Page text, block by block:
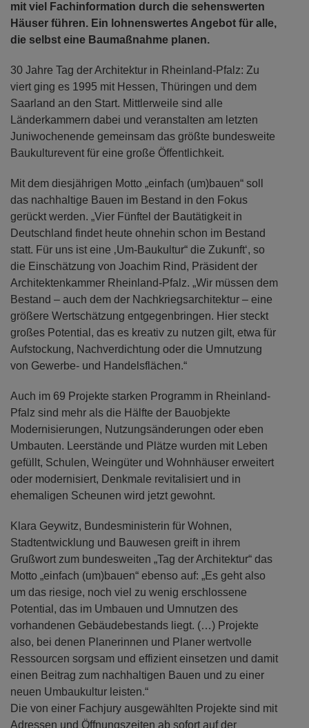
mit viel Fachinformation durch die sehenswerten
Häuser führen. Ein lohnenswertes Angebot für alle,
die selbst eine Baumaßnahme planen.
30 Jahre Tag der Architektur in Rheinland-Pfalz: Zu
viert ging es 1995 mit Hessen, Thüringen und dem
Saarland an den Start. Mittlerweile sind alle
Länderkammern dabei und veranstalten am letzten
Juniwochenende gemeinsam das größte bundesweite
Baukulturevent für eine große Öffentlichkeit.
Mit dem diesjährigen Motto „einfach (um)bauen“ soll
das nachhaltige Bauen im Bestand in den Fokus
gerückt werden. „Vier Fünftel der Bautätigkeit in
Deutschland findet heute ohnehin schon im Bestand
statt. Für uns ist eine ‚Um-Baukultur“ die Zukunft‘, so
die Einschätzung von Joachim Rind, Präsident der
Architektenkammer Rheinland-Pfalz. „Wir müssen dem
Bestand – auch dem der Nachkriegsarchitektur – eine
größere Wertschätzung entgegenbringen. Hier steckt
großes Potential, das es kreativ zu nutzen gilt, etwa für
Aufstockung, Nachverdichtung oder die Umnutzung
von Gewerbe- und Handelsflächen.“
Auch im 69 Projekte starken Programm in Rheinland-
Pfalz sind mehr als die Hälfte der Bauobjekte
Modernisierungen, Nutzungsänderungen oder eben
Umbauten. Leerstände und Plätze wurden mit Leben
gefüllt, Schulen, Weingüter und Wohnhäuser erweitert
oder modernisiert, Denkmale revitalisiert und in
ehemaligen Scheunen wird jetzt gewohnt.
Klara Geywitz, Bundesministerin für Wohnen,
Stadtentwicklung und Bauwesen greift in ihrem
Grußwort zum bundesweiten „Tag der Architektur“ das
Motto „einfach (um)bauen“ ebenso auf: „Es geht also
um das riesige, noch viel zu wenig erschlossene
Potential, das im Umbauen und Umnutzen des
vorhandenen Gebäudebestands liegt. (…) Projekte
also, bei denen Planerinnen und Planer wertvolle
Ressourcen sorgsam und effizient einsetzen und damit
einen Beitrag zum nachhaltigen Bauen und zu einer
neuen Umbaukultur leisten.“
Die von einer Fachjury ausgewählten Projekte sind mit
Adressen und Öffnungszeiten ab sofort auf der